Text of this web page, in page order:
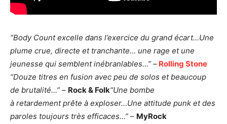
“Body Count excelle dans l’exercice du grand écart…Une
plume crue, directe et tranchante… une rage et une
jeunesse qui semblent inébranlables…” – Rolling Stone
“Douze titres en fusion avec peu de solos et beaucoup
de brutalité…” – Rock & Folk“Une bombe
à retardement prête à exploser…Une attitude punk et des
paroles toujours très efficaces…” – MyRock